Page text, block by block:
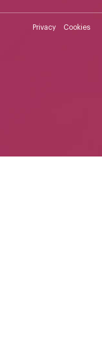
Privacy Cookies